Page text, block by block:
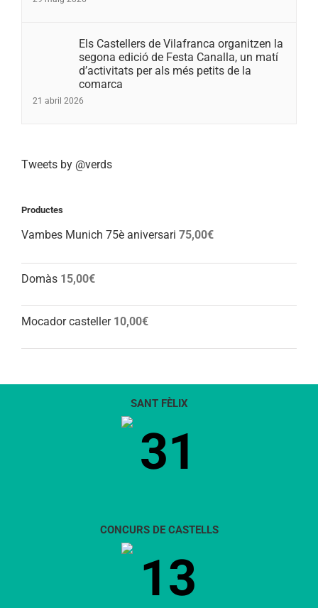
Els Castellers de Vilafranca organitzen la
segona edició de Festa Canalla, un matí
d’activitats per als més petits de la
comarca
21 abril 2026
Tweets by @verds
Productes
Vambes Munich 75è aniversari 75,00€
Domàs 15,00€
Mocador casteller 10,00€
SANT FÈLIX
31
CONCURS DE CASTELLS
13